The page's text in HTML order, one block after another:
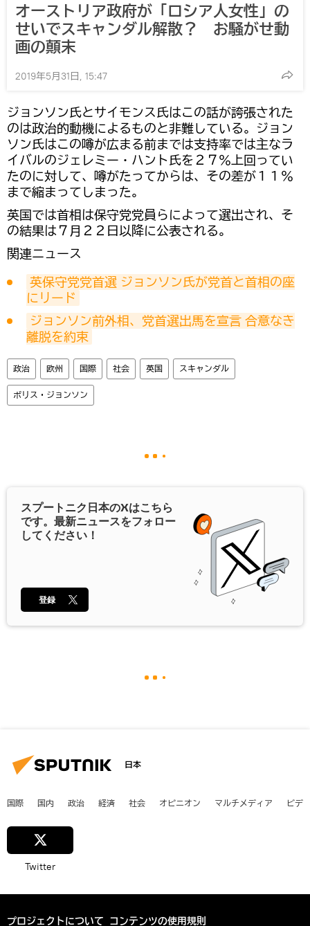
オーストリア政府が「ロシア人女性」の
せいでスキャンダル解散？ お騒がせ動
画の顛末
2019年5月31日, 15:47
ジョンソン氏とサイモンス氏はこの話が誇張された
のは政治的動機によるものと非難している。ジョン
ソン氏はこの噂が広まる前までは支持率では主なラ
イバルのジェレミー・ハント氏を２７％上回ってい
たのに対して、噂がたってからは、その差が１１％
まで縮まってしまった。
英国では首相は保守党党員らによって選出され、そ
の結果は７月２２日以降に公表される。
関連ニュース
英保守党党首選 ジョンソン氏が党首と首相の座
にリード
ジョンソン前外相、党首選出馬を宣言 合意なき
離脱を約束
政治 欧州 国際 社会 英国 スキャンダル
ボリス・ジョンソン
スプートニク日本のXはこちら
です。最新ニュースをフォロー
してください！
登録
日本
国際 国内 政治 経済 社会 オピニオン マルチメディア ビデ
Twitter
プロジェクトについて コンテンツの使用規則